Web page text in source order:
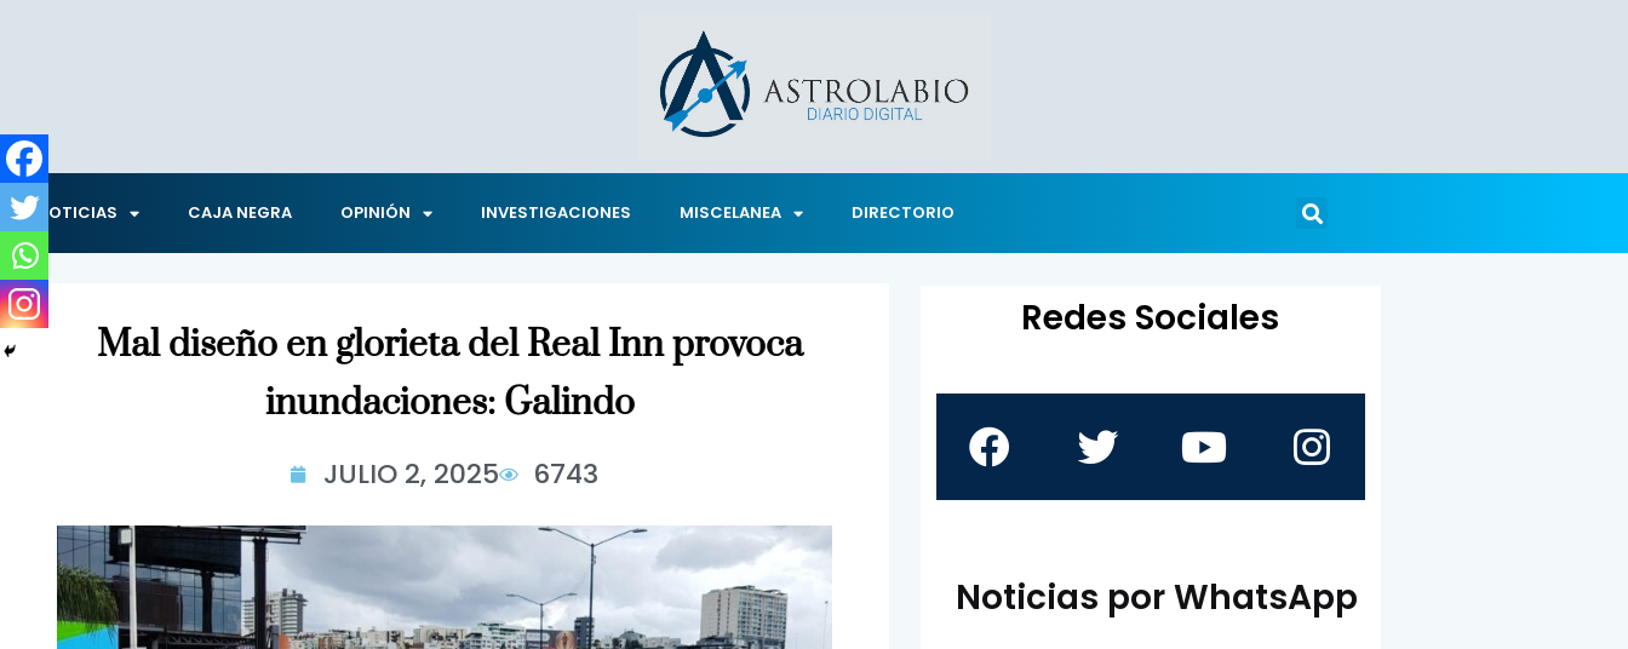
NOTICIAS CAJA NEGRA OPINIÓN INVESTIGACIONES MISCELANEA DIRECTORIO
Mal diseño en glorieta del Real Inn provoca
inundaciones: Galindo
JULIO 2, 2025 6743
Redes Sociales
Noticias por WhatsApp